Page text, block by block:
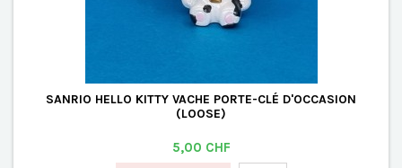
SANRIO HELLO KITTY VACHE PORTE-CLÉ D'OCCASION
(LOOSE)
Preis
5,00 CHF